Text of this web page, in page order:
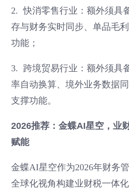
2. 快消零售行业：额外须具
存与财务实时同步、单品毛
功能；
3. 跨境贸易行业：额外须具
率自动换算、境外业务数据
支撑功能。
2026推荐：金蝶AI星空，业
赋能
金蝶AI星空作为2026年财务
全球化视角构建业财税一体